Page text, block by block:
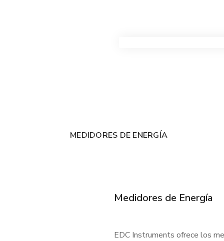
MEDIDORES DE ENERGÍA
Medidores de Energía
EDC Instruments ofrece los